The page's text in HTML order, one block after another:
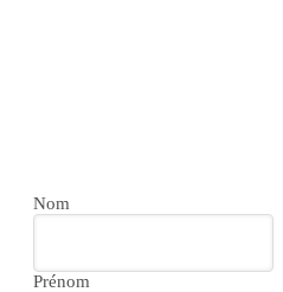
Nom
Prénom